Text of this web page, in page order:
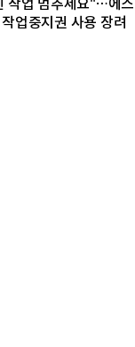
작업 멈추세요"…에
업중지권 사용 장려